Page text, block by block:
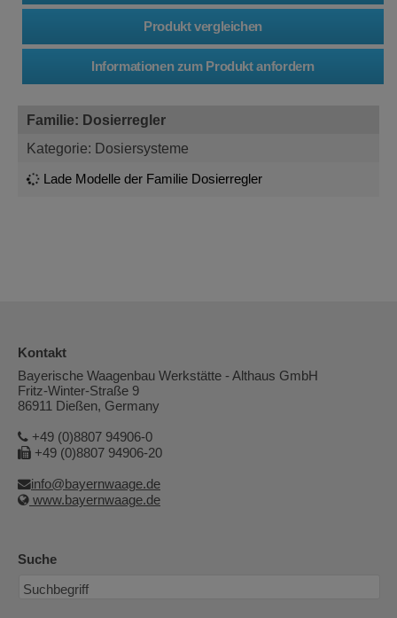
Familie: Dosierregler
Kategorie: Dosiersysteme
Lade Modelle der Familie Dosierregler
Kontakt
Bayerische Waagenbau Werkstätte - Althaus GmbH
Fritz-Winter-Straße 9
86911 Dießen, Germany
+49 (0)8807 94906-0
+49 (0)8807 94906-20
info@bayernwaage.de
www.bayernwaage.de
Suche